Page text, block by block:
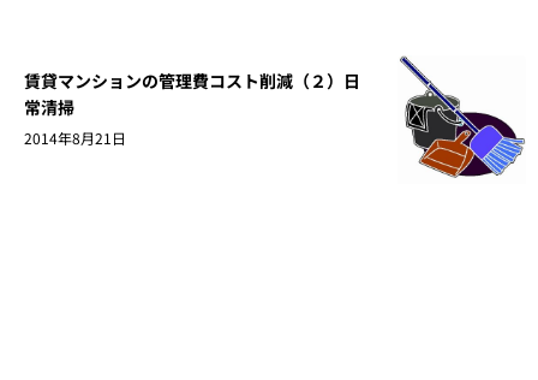
賃貸マンションの管理費コスト削減（２）日
常清掃
2014年8月21日